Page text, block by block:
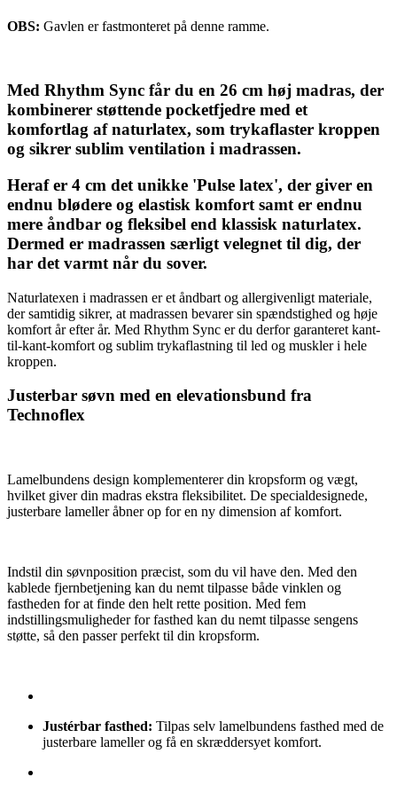
OBS: Gavlen er fastmonteret på denne ramme.
Med Rhythm Sync får du en 26 cm høj madras, der
kombinerer støttende pocketfjedre med et
komfortlag af naturlatex, som trykaflaster kroppen
og sikrer sublim ventilation i madrassen.
Heraf er 4 cm det unikke 'Pulse latex', der giver en
endnu blødere og elastisk komfort samt er endnu
mere åndbar og fleksibel end klassisk naturlatex.
Dermed er madrassen særligt velegnet til dig, der
har det varmt når du sover.
Naturlatexen i madrassen er et åndbart og allergivenligt materiale,
der samtidig sikrer, at madrassen bevarer sin spændstighed og høje
komfort år efter år. Med Rhythm Sync er du derfor garanteret kant-
til-kant-komfort og sublim trykaflastning til led og muskler i hele
kroppen.
Justerbar søvn med en elevationsbund fra
Technoflex
Lamelbundens design komplementerer din kropsform og vægt,
hvilket giver din madras ekstra fleksibilitet. De specialdesignede,
justerbare lameller åbner op for en ny dimension af komfort.
Indstil din søvnposition præcist, som du vil have den. Med den
kablede fjernbetjening kan du nemt tilpasse både vinklen og
fastheden for at finde den helt rette position. Med fem
indstillingsmuligheder for fasthed kan du nemt tilpasse sengens
støtte, så den passer perfekt til din kropsform.
Justérbar fasthed: Tilpas selv lamelbundens fasthed med de
justerbare lameller og få en skræddersyet komfort.